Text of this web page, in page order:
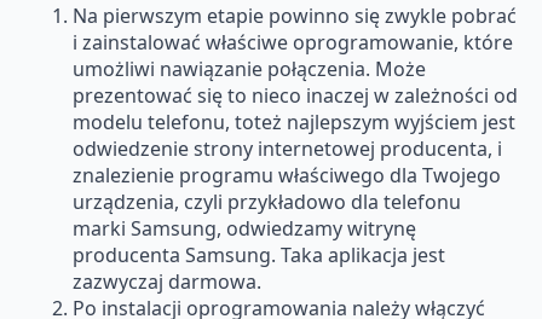
Na pierwszym etapie powinno się zwykle pobrać
i zainstalować właściwe oprogramowanie, które
umożliwi nawiązanie połączenia. Może
prezentować się to nieco inaczej w zależności od
modelu telefonu, toteż najlepszym wyjściem jest
odwiedzenie strony internetowej producenta, i
znalezienie programu właściwego dla Twojego
urządzenia, czyli przykładowo dla telefonu
marki Samsung, odwiedzamy witrynę
producenta Samsung. Taka aplikacja jest
zazwyczaj darmowa.
Po instalacji oprogramowania należy włączyć